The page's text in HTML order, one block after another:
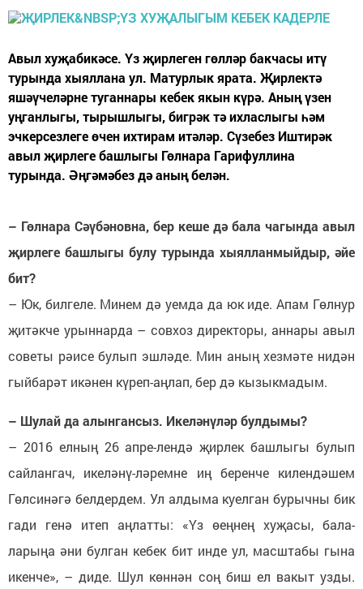
Авыл хуҗабикәсе. Үз җирлеген гөлләр бакчасы итү
турында хыяллана ул. Матурлык ярата. Җирлектә
яшәүчеләрне туганнары кебек якын күрә. Аның үзен
уңганлыгы, тырышлыгы, бигрәк тә ихласлыгы һәм
эчкерсезлеге өчен ихтирам итәләр. Сүзебез Иштирәк
авыл җирлеге башлыгы Гөлнара Гарифуллина
турында. Әңгәмәбез дә аның белән.
– Гөлнара Сәүбәновна, бер кеше дә бала чагында авыл
җирлеге башлыгы булу турында хыялланмыйдыр, әйе
бит?
– Юк, билгеле. Минем дә уемда да юк иде. Апам Гөлнур
җитәкче урыннарда – совхоз директоры, аннары авыл
советы рәисе булып эшләде. Мин аның хезмәте нидән
гыйбарәт икәнен күреп-аңлап, бер дә кызыкмадым.
– Шулай да алынгансыз. Икеләнүләр булдымы?
– 2016 елның 26 апре-лендә җирлек башлыгы булып
сайлангач, икеләнү-ләремне иң беренче килендәшем
Гөлсинәгә белдердем. Ул алдыма куелган бурычны бик
гади генә итеп аңлатты: «Үз өеңнең хуҗасы, бала-
ларыңа әни булган кебек бит инде ул, масштабы гына
икенче», – диде. Шул көннән соң биш ел вакыт узды.